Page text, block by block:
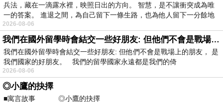
兵法，藏在一滴露水裡，映照日出的方向。 智慧，是不讓衝突成為唯
一的答案。 進退之間，為自己留下一條生路，也為他人留下一分餘地
2026-08-06
我們在國外留學時會結交一些好朋友: 但他們不會是戰場上的朋友
我們在國外留學時會結交一些好朋友: 但他們不會是戰場上的朋友， 是
我們國家的好朋友。 我們的留學國家永遠都是我們的倚
2026-08-06
◎小鷹的抉擇
■寓言故事 ◎小鷹的抉擇